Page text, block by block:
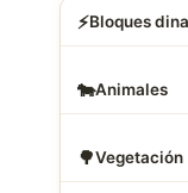
⚡Bloques
🐄Animales
🌳Vegetación